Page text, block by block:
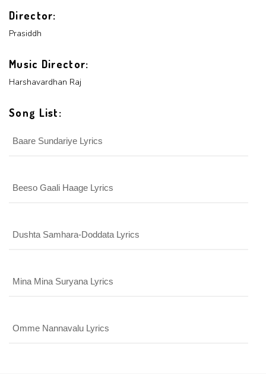
Director:
Prasiddh
Music Director:
Harshavardhan Raj
Song List:
Baare Sundariye Lyrics
Beeso Gaali Haage Lyrics
Dushta Samhara-Doddata Lyrics
Mina Mina Suryana Lyrics
Omme Nannavalu Lyrics